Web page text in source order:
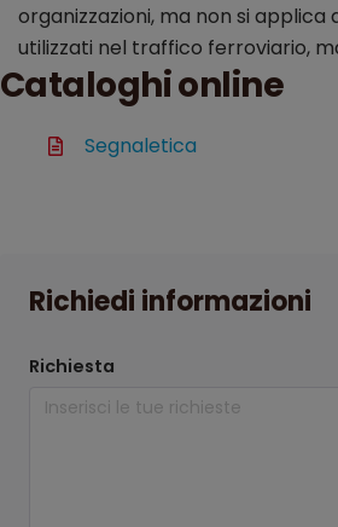
organizzazioni, ma non si applica
utilizzati nel traffico ferroviario,
Cataloghi online
Segnaletica
Richiedi informazioni
Richiesta